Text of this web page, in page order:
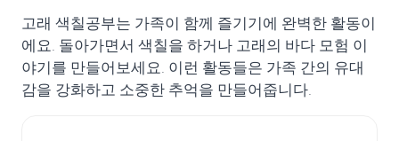
고래 색칠공부는 가족이 함께 즐기기에 완벽한 활동이
에요. 돌아가면서 색칠을 하거나 고래의 바다 모험 이
야기를 만들어보세요. 이런 활동들은 가족 간의 유대
감을 강화하고 소중한 추억을 만들어줍니다.